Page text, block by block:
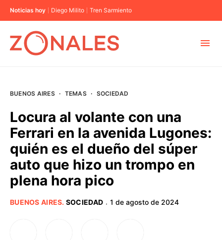
Noticias hoy Diego Milito Tren Sarmiento
BUENOS AIRES
PROVINCIAS
BUENOS AIRES · TEMAS · SOCIEDAD
Locura al volante con una
Ferrari en la avenida Lugones:
quién es el dueño del súper
auto que hizo un trompo en
plena hora pico
BUENOS AIRES. SOCIEDAD · 1 de agosto de 2024